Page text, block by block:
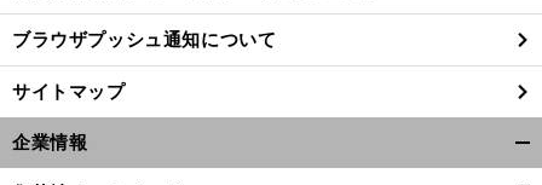
前
ブラウザプッシュ通知について
サイトマップ
企業情報